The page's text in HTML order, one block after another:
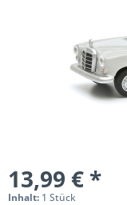
13,99 € *
Inhalt: 1 Stück